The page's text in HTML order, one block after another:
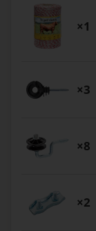
×1
×3
×8
×2